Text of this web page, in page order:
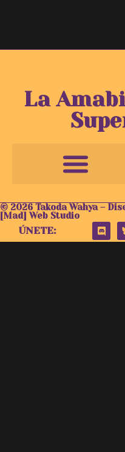
La
© 2026 Takoda Wahya –
[Mad] Web Studio
ÚNETE: